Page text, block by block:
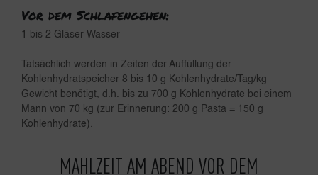
Vor dem Schlafengehen:
1 bis 2 Gläser Wasser
Tatsächlich werden in Zeiten der Auffüllung der
Kohlenhydratspeicher 8 bis 10 g Kohlenhydrate/Tag/kg
Gewicht benötigt, d.h. bis zu 700 g Kohlenhydrate bei einem
Mann von 70 kg (zur Erinnerung: 200 g Pasta = 150 g
Kohlenhydrate).
MAHLZEIT AM ABEND VOR DEM